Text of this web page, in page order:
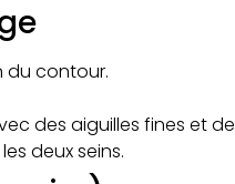
du contour.
des aiguilles fines et
deux seins.